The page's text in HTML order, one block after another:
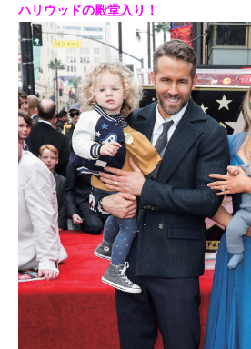
ハリウッドの殿堂入り！